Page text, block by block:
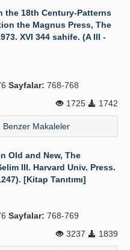
the 18th Century-Patterns
the Magnus Press, The
XVI 344 sahife. (A III -
Sayfalar: 768-768
1725
1742
Benzer Makaleler
Old and New, The
III. Harvard Univ. Press.
[Kitap Tanıtımı]
Sayfalar: 768-769
3237
1839